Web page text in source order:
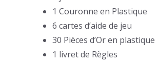
1 Couronne en Plastique
6 cartes d’aide de jeu
30 Pièces d’Or en plastique
1 livret de Règles